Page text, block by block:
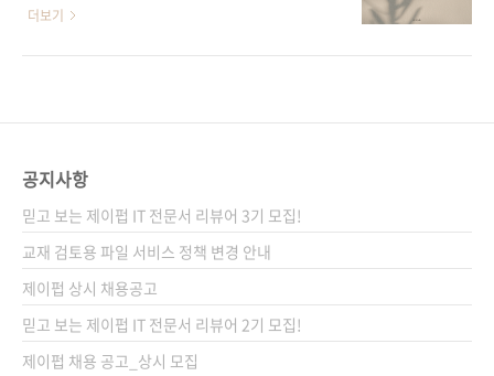
끌어낼 수 있을 것이다. 도서구매 사이트(가나다
순) [교보문고] [도서11번가] [알라딘] [예스
지막에는 일률적인 농도로 바뀌는’ 물리현상입
동영상(Rainer Knäpper 제공) 대충(?) 말하면
이즈로부터 데이터를 생성해낸다는 것 같습니
다. 물론 저도 잘은 알지 못합니다만 ㅜㅠ 생성
AI를 공부하는 분들이라면 이 정도는 이미 다 알
고 계시겠죠. 다만 이렇게 확산 모델이 챗GPT로
대표되는 생성 AI 열풍의 중심에 있음에도, 확산
..
더보기
공지사항
믿고 보는 제이펍 IT 전문서 리뷰어 3기 모집!
교재 검토용 파일 서비스 정책 변경 안내
제이펍 상시 채용공고
믿고 보는 제이펍 IT 전문서 리뷰어 2기 모집!
제이펍 채용 공고_상시 모집